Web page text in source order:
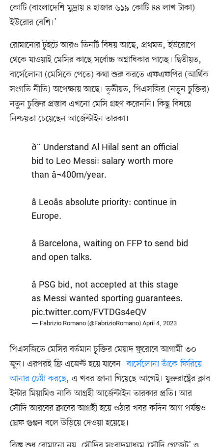
কোটি (বাংলাদেশি মুদ্রায় ৪ হাজার ৬১৯ কোটি ৪৪ লাখ টাকা)
ইউরোর বেশি।’
রোমানোর টুইটে আরও তিনটি বিষয় আছে, প্রথমত, ইউরোপে
থেকে যাওয়াই মেসির কাছে সর্বোচ্চ অগ্রাধিকার পাচ্ছে। দ্বিতীয়ত,
বার্সেলোনা (মেসিকে পেতে) কথা শুরু করতে এফএফপির (আর্থিক
সংগতি নীতি) অপেক্ষায় আছে। তৃতীয়ত, পিএসজির (নতুন চুক্তির)
নতুন চুক্তির প্রস্তাব এখনো মেসি গ্রহণ করেননি। কিছু বিষয়ে
নিশ্চয়তা চেয়েছেন আর্জেন্টাইন তারকা।
ð¨ Understand Al Hilal sent an official
bid to Leo Messi: salary worth more
than â¬400m/year.
â Leoâs absolute priority: continue in
Europe.
â Barcelona, waiting on FFP to send bid
and open talks.
â PSG bid, not accepted at this stage
as Messi wanted sporting guarantees.
pic.twitter.com/FVTDGs4eQV
— Fabrizio Romano (@FabrizioRomano)April 4, 2023
পিএসজিতে মেসির বর্তমান চুক্তির মেয়াদ ফুরোবে আগামী ৩০
জুন। এরপরই ফ্রি এজেন্ট হয়ে যাবেন।বার্সেলোনা তাঁকে ফিরিয়ে
আনার চেষ্টা করছে, এ খবর জানা গিয়েছে আগেই। যুক্তরাষ্ট্রের ক্লাব
ইন্টার মিয়ামিও নাকি আগ্রহী আর্জেন্টাইন তারকার প্রতি। আর
সৌদি আরবের ক্লাবের আগ্রহী হয়ে ওঠার খবর কদিন আগ পর্যন্তও
স্রেফ গুঞ্জন বলে উড়িয়ে দেওয়া হয়েছে।